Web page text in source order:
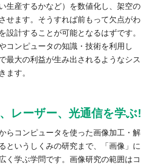
生産するかなど）を数値化し、架空の
せます。そうすれば前もって欠点がわ
設計することが可能となるはずです。
コンピュータの知識・技術を利用し
最大の利益が生み出されるようなシス
ます。
レーザー、光通信を学ぶ!
らコンピュータを使った画像加工・解
というしくみの研究まで、「画像」に
く学ぶ学問です。画像研究の範囲はコ